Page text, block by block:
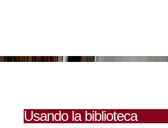
Usando la biblioteca